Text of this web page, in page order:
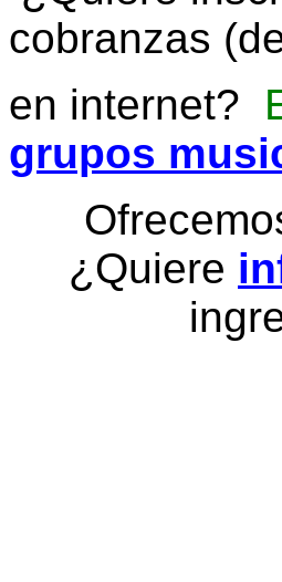
cobranzas
en internet?
grupos
¿Quiere